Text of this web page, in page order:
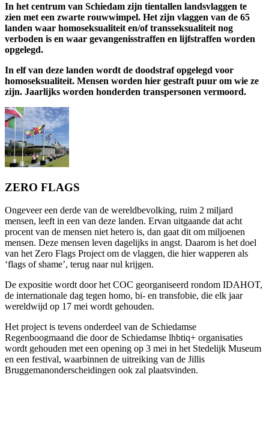
In het centrum van Schiedam zijn tientallen landsvlaggen te
zien met een zwarte rouwwimpel. Het zijn vlaggen van de 65
landen waar homoseksualiteit en/of transseksualiteit nog
verboden is en waar gevangenisstraffen en lijfstraffen worden
opgelegd.
In elf van deze landen wordt de doodstraf opgelegd voor
homoseksualiteit. Mensen worden hier gestraft puur om wie ze
zijn. Jaarlijks worden honderden transpersonen vermoord.
ZERO FLAGS
Ongeveer een derde van de wereldbevolking, ruim 2 miljard
mensen, leeft in een van deze landen. Ervan uitgaande dat acht
procent van de mensen niet hetero is, dan gaat dit om miljoenen
mensen. Deze mensen leven dagelijks in angst. Daarom is het doel
van het Zero Flags Project om de vlaggen, die hier wapperen als
‘flags of shame’, terug naar nul krijgen.
De expositie wordt door het COC georganiseerd rondom IDAHOT,
de internationale dag tegen homo, bi- en transfobie, die elk jaar
wereldwijd op 17 mei wordt gehouden.
Het project is tevens onderdeel van de Schiedamse
Regenboogmaand die door de Schiedamse lhbtiq+ organisaties
wordt gehouden met een opening op 3 mei in het Stedelijk Museum
en een festival, waarbinnen de uitreiking van de Jillis
Bruggemanonderscheidingen ook zal plaatsvinden.